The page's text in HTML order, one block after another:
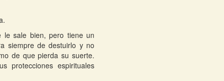
le sale bien, pero tiene un
siempre de destuirlo y no
de que pierda su suerte.
protecciones espirituales